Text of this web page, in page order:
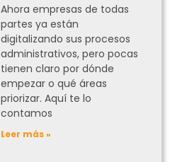
Ahora empresas de todas
partes ya están
digitalizando sus procesos
administrativos, pero pocas
tienen claro por dónde
empezar o qué áreas
priorizar. Aquí te lo
contamos
Leer más »